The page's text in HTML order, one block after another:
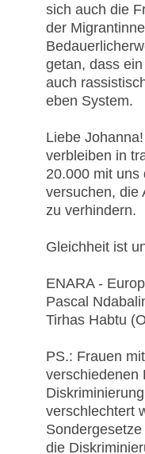
sich auch die
der
getan, dass
auch
eben System.
Liebe
verbleiben in
20.000 mit uns
versuchen, die
zu verhindern.
Gleichheit ist
ENARA -
Pascal
Tirhas Habtu
PS.: Frauen
verschiedenen
verschlechtert
die